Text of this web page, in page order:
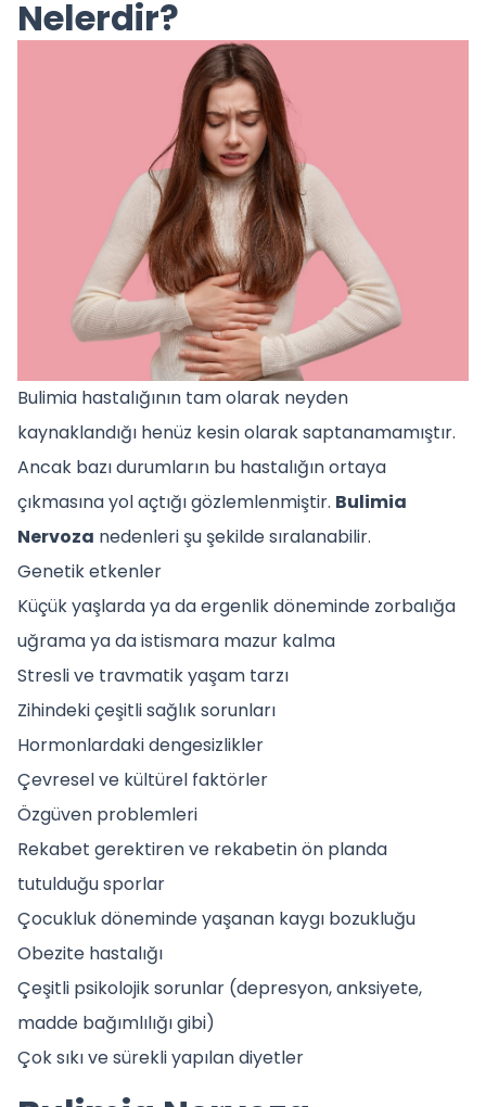
Nelerdir?
Bulimia hastalığının tam olarak neyden
kaynaklandığı henüz kesin olarak saptanamamıştır.
Ancak bazı durumların bu hastalığın ortaya
çıkmasına yol açtığı gözlemlenmiştir. Bulimia
Nervoza nedenleri şu şekilde sıralanabilir.
Genetik etkenler
Küçük yaşlarda ya da ergenlik döneminde zorbalığa
uğrama ya da istismara mazur kalma
Stresli ve travmatik yaşam tarzı
Zihindeki çeşitli sağlık sorunları
Hormonlardaki dengesizlikler
Çevresel ve kültürel faktörler
Özgüven problemleri
Rekabet gerektiren ve rekabetin ön planda
tutulduğu sporlar
Çocukluk döneminde yaşanan kaygı bozukluğu
Obezite hastalığı
Çeşitli psikolojik sorunlar (depresyon, anksiyete,
madde bağımlılığı gibi)
Çok sıkı ve sürekli yapılan diyetler